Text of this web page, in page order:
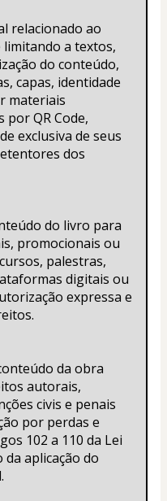
relacionado ao
limitando a textos,
do conteúdo,
capas, identidade
materiais
por QR Code,
exclusiva de seus
dos
do livro para
promocionais ou
palestras,
digitais ou
expressa e
da obra
autorais,
civis e penais
por perdas e
102 a 110 da Lei
da aplicação do